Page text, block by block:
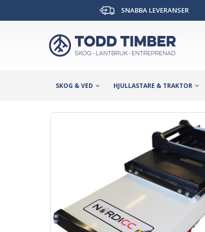
SNABBA LEVERANSER
SKOG & VED HJULLASTARE & TRAKTOR